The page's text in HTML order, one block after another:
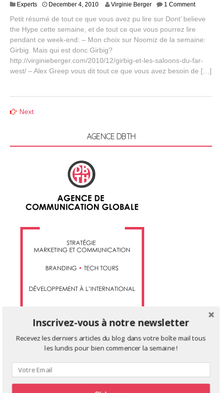
Experts December 4, 2010D
c
e
m
b
e
4
Virginie Berger 1 Comment
Petit résumé de tout ce que vous avez pu lire sur Dont’ believe
the Hype cette semaine, et de tout ce que vous pourrez lire
pendant ce week-end: – Mon choix sur Noomiz de la semaine:
Girbig. Mais qui est donc Girbig?
http://virginieberger.com/2010/12/girbig-et-les-saloons-du-far-
west/ – Alex Greep vous dit tout ce que vous avez besoin de […]
Posts
Next
AGENCE DBTH
TWITTER
Inscrivez-vous à notre newsletter
Recevez les derniers articles du blog dans votre boîte mail tous
les lundis pour bien commencer la semaine !